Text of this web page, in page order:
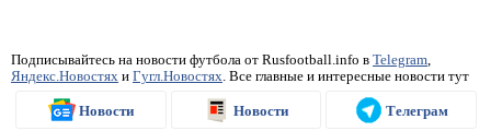
Подписывайтесь на новости футбола от Rusfootball.info в Telegram
Яндекс.Новостях и Гугл.Новостях . Все главные и интересные новости тут
Новости Новости Телеграм